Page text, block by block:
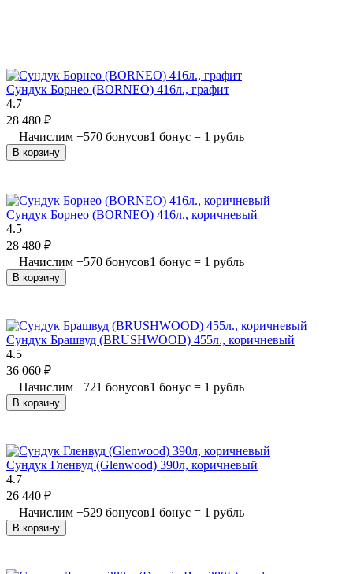
Сундук Борнео (BORNEO) 416л., графит
4.7
28 480 ₽
Начислим +570 бонусов1 бонус = 1 рубль
В корзину
Сундук Борнео (BORNEO) 416л., коричневый
4.5
28 480 ₽
Начислим +570 бонусов1 бонус = 1 рубль
В корзину
Сундук Брашвуд (BRUSHWOOD) 455л., коричневый
4.5
36 060 ₽
Начислим +721 бонусов1 бонус = 1 рубль
В корзину
Сундук Гленвуд (Glenwood) 390л, коричневый
4.7
26 440 ₽
Начислим +529 бонусов1 бонус = 1 рубль
В корзину